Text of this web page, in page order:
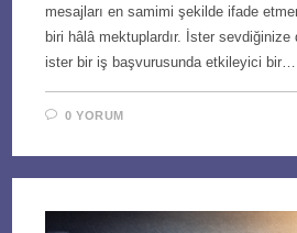
mesajları en samimi şekilde ifade
biri hâlâ mektuplardır. İster sevdiğinize
ister bir iş başvurusunda etkileyici bir…
0 YORUM